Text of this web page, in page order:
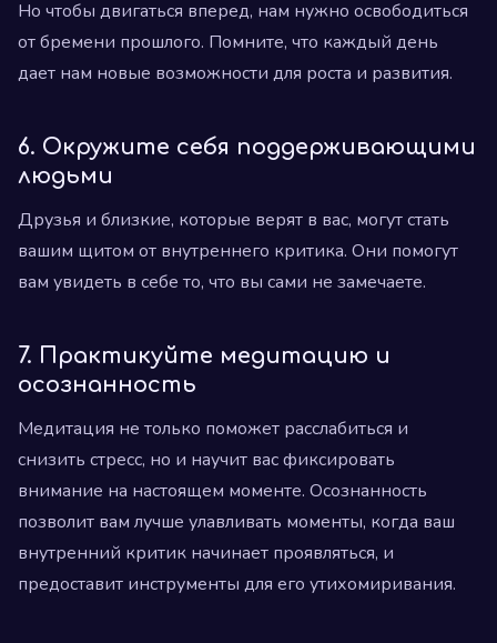
Но чтобы двигаться вперед, нам нужно освободиться
от бремени прошлого. Помните, что каждый день
дает нам новые возможности для роста и развития.
6. Окружите себя поддерживающими
людьми
Друзья и близкие, которые верят в вас, могут стать
вашим щитом от внутреннего критика. Они помогут
вам увидеть в себе то, что вы сами не замечаете.
7. Практикуйте медитацию и
осознанность
Медитация не только поможет расслабиться и
снизить стресс, но и научит вас фиксировать
внимание на настоящем моменте. Осознанность
позволит вам лучше улавливать моменты, когда ваш
внутренний критик начинает проявляться, и
предоставит инструменты для его утихомиривания.